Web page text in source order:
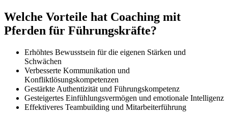
Welche Vorteile hat Coaching mit
Pferden für Führungskräfte?
Erhöhtes Bewusstsein für die eigenen Stärken und
Schwächen
Verbesserte Kommunikation und
Konfliktlösungskompetenzen
Gestärkte Authentizität und Führungskompetenz
Gesteigertes Einfühlungsvermögen und emotionale Intelligenz
Effektiveres Teambuilding und Mitarbeiterführung